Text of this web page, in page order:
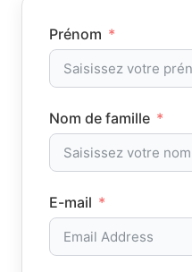
Prénom
Nom de famille
E-mail